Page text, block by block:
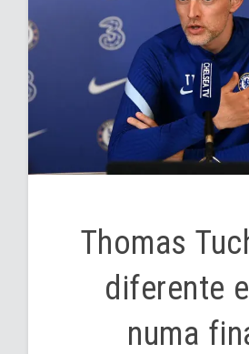
Thomas
diferente
numa